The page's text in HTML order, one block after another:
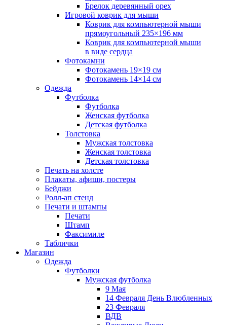
Брелок деревянный орех
Игровой коврик для мыши
Коврик для компьютерной мыши
прямоугольный 235×196 мм
Коврик для компьютерной мыши
в виде сердца
Фотокамни
Фотокамень 19×19 см
Фотокамень 14×14 см
Одежда
Футболка
Футболка
Женская футболка
Детская футболка
Толстовка
Мужская толстовка
Женская толстовка
Детская толстовка
Печать на холсте
Плакаты, афиши, постеры
Бейджи
Ролл-ап стенд
Печати и штампы
Печати
Штамп
Факсимиле
Таблички
Магазин
Одежда
Футболки
Мужская футболка
9 Мая
14 Февраля День Влюбленных
23 Февраля
ВДВ